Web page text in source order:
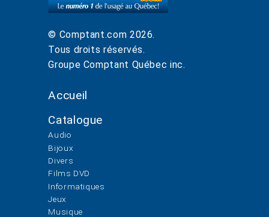
© Comptant.com 2026.
Tous droits réservés.
Groupe Comptant Québec inc.
Accueil
Catalogue
Audio
Bijoux
Divers
Films DVD
Informatiques
Jeux
Musique